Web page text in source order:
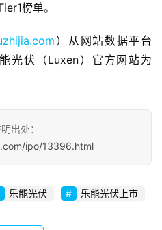
榜单。
）从网站数据平台
光伏（Luxen）官方网站为
出处：
ipo/13396.html
乐能光伏 乐能光伏上市